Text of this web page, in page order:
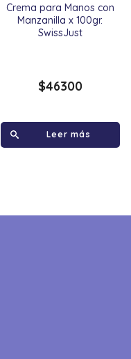
Crema para Manos con
Manzanilla x 100gr.
SwissJust
$46300
Leer más